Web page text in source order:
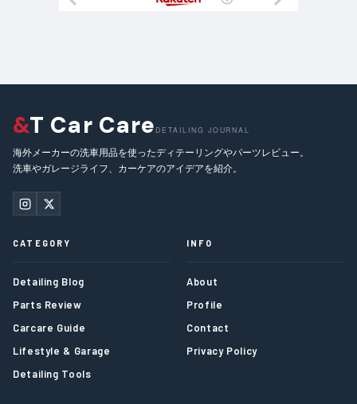
&T Car CareDETAILING JOURNAL
海外メーカーの洗車用品を使ったディテーリングやパーツレビュー。
洗車やガレージライフ、カーケアのアイデアを紹介。
CATEGORY
Detailing Blog
Parts Review
Carcare Guide
Lifestyle & Garage
Detailing Tools
INFO
About
Profile
Contact
Privacy Policy